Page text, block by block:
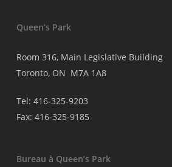
Queen’s Park
Room 316, Main Legislative Building
Toronto, ON M7A 1A8
Tel: 416-325-9203
Fax: 416-325-9185
Bureau à Queen’s Park